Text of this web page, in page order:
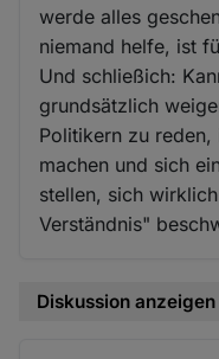
werde alles
niemand helfe, ist
Und schließich:
grundsätzlich
Politikern zu
machen und sich
stellen, sich
Verständnis"
Diskussion anzeigen